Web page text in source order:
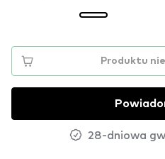
Produktu
28-dniowa